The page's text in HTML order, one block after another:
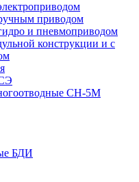
приводом
и пневмоприводом
конструкции и с
СН-5М
БДИ